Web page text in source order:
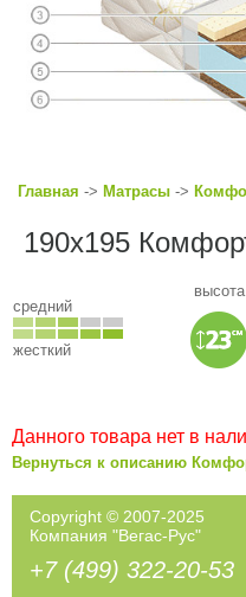
Главная -> Матрасы ->
190x195
средний
жесткий
высота
Данного товара нет в
Вернуться к описанию
Copyright © 2007-2025
Компания "Вегас-Рус"
+7 (499) 322-20-53